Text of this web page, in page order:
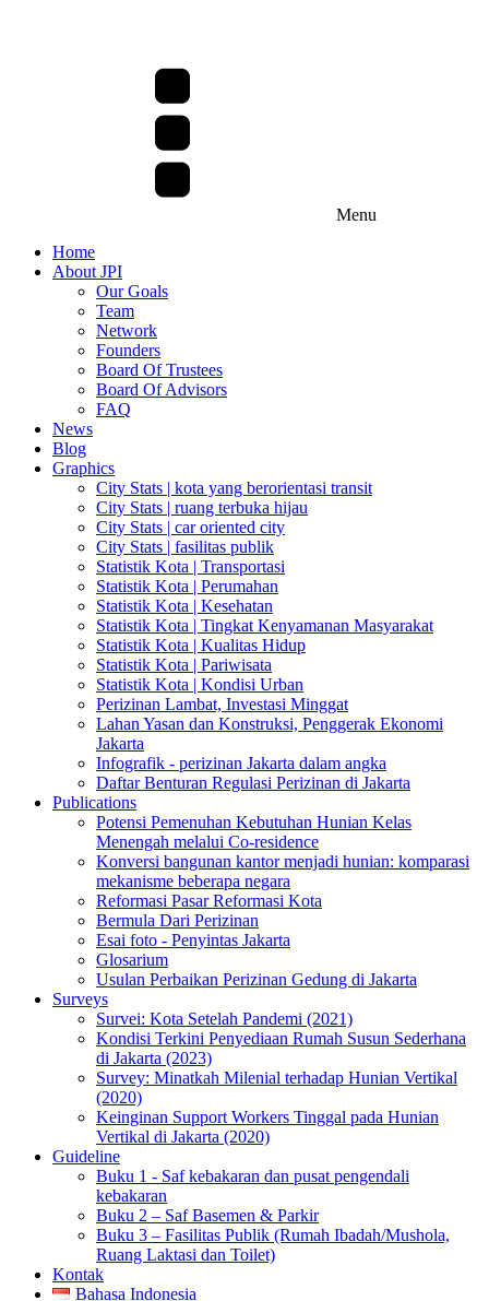
Menu
Home
About JPI
Our Goals
Team
Network
Founders
Board Of Trustees
Board Of Advisors
FAQ
News
Blog
Graphics
City Stats | kota yang berorientasi transit
City Stats | ruang terbuka hijau
City Stats | car oriented city
City Stats | fasilitas publik
Statistik Kota | Transportasi
Statistik Kota | Perumahan
Statistik Kota | Kesehatan
Statistik Kota | Tingkat Kenyamanan Masyarakat
Statistik Kota | Kualitas Hidup
Statistik Kota | Pariwisata
Statistik Kota | Kondisi Urban
Perizinan Lambat, Investasi Minggat
Lahan Yasan dan Konstruksi, Penggerak Ekonomi
Jakarta
Infografik - perizinan Jakarta dalam angka
Daftar Benturan Regulasi Perizinan di Jakarta
Publications
Potensi Pemenuhan Kebutuhan Hunian Kelas
Menengah melalui Co-residence
Konversi bangunan kantor menjadi hunian: komparasi
mekanisme beberapa negara
Reformasi Pasar Reformasi Kota
Bermula Dari Perizinan
Esai foto - Penyintas Jakarta
Glosarium
Usulan Perbaikan Perizinan Gedung di Jakarta
Surveys
Survei: Kota Setelah Pandemi (2021)
Kondisi Terkini Penyediaan Rumah Susun Sederhana
di Jakarta (2023)
Survey: Minatkah Milenial terhadap Hunian Vertikal
(2020)
Keinginan Support Workers Tinggal pada Hunian
Vertikal di Jakarta (2020)
Guideline
Buku 1 - Saf kebakaran dan pusat pengendali
kebakaran
Buku 2 – Saf Basemen & Parkir
Buku 3 – Fasilitas Publik (Rumah Ibadah/Mushola,
Ruang Laktasi dan Toilet)
Kontak
Bahasa Indonesia